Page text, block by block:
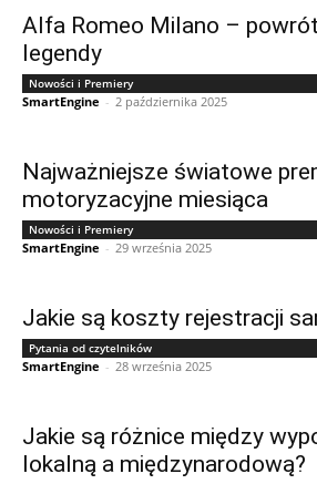
Alfa Romeo Milano –
legendy
Nowości i Premiery
SmartEngine - 2 października 2025
Najważniejsze światowe
motoryzacyjne miesiąca
Nowości i Premiery
SmartEngine - 29 września 2025
Jakie są koszty rejestracji
Pytania od czytelników
SmartEngine - 28 września 2025
Jakie są różnice między
lokalną a międzynarodową?